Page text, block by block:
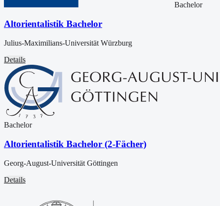
Bachelor
Altorientalistik Bachelor
Julius-Maximilians-Universität Würzburg
Details
Bachelor
Altorientalistik Bachelor (2-Fächer)
Georg-August-Universität Göttingen
Details